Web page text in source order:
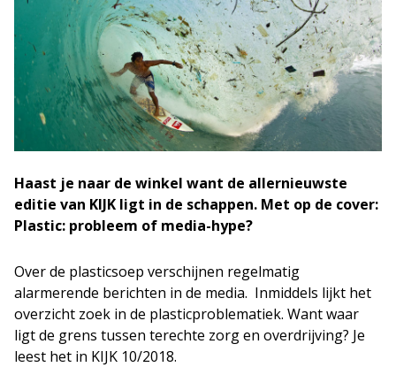
Haast je naar de winkel want de allernieuwste
editie van KIJK ligt in de schappen. Met op de cover:
Plastic: probleem of media-hype?
Over de plasticsoep verschijnen regelmatig
alarmerende berichten in de media. Inmiddels lijkt het
overzicht zoek in de plasticproblematiek. Want waar
ligt de grens tussen terechte zorg en overdrijving? Je
leest het in KIJK 10/2018.